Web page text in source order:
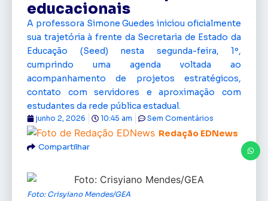
educacionais
A professora Simone Guedes iniciou oficialmente
sua trajetória à frente da Secretaria de Estado da
Educação (Seed) nesta segunda-feira, 1º,
cumprindo uma agenda voltada ao
acompanhamento de projetos estratégicos,
contato com servidores e aproximação com
estudantes da rede pública estadual.
Redação EDNews
junho 2, 2026 10:45 am Sem Comentários
Compartilhar
Foto: Crisyiano Mendes/GEA